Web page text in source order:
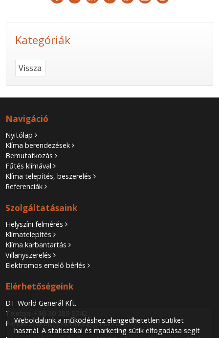
Kategóriák
Vissza
Navigáció
Nyitólap
Klíma berendezések
Bemutatkozás
Fűtés klímával
Klíma telepítés, beszerelés
Referenciák
Szolgáltatásaink
Helyszíni felmérés
Klímatelepítés
Klíma karbantartás
Villanyszerelés
Elektromos emelő bérlés
Elérhetőségeink
DT World Generál Kft.
Telefon:
E-mail:dtworldgeneralkft@gmail.com
Weboldalunk a működéshez elengedhetetlen sütiket
használ. A statisztikai és marketing sütik elfogadása segít